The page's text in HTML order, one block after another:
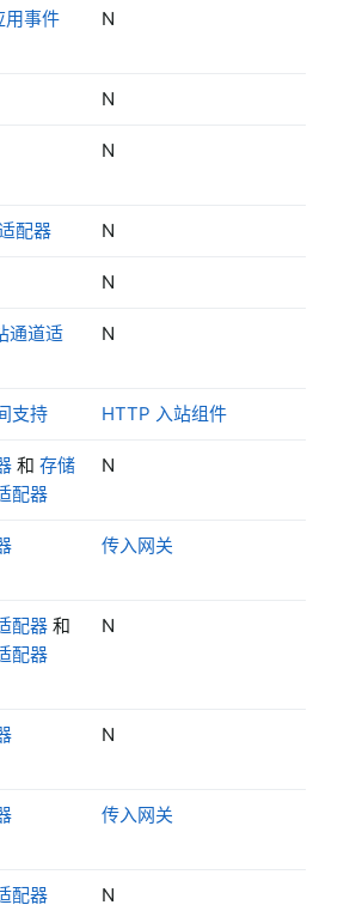
用事件 N
N
N
配器 N
N
通道适
N
支持 HTTP 入站组件
和 存储
配器
N
传入网关
配器 和
配器
N
N
传入网关
配器 N